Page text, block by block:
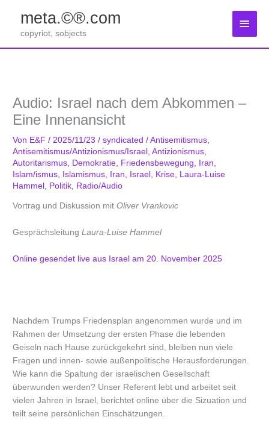
springen
meta.©®.com
copyriot, sobjects
Audio: Israel nach dem Abkommen –
Eine Innenansicht
Von E&F/ 2025/11/23/syndicated /Antisemitismus
Antisemitismus/Antizionismus/Israel ,Antizionismus
Autoritarismus Demokratie Friedensbewegung Iran
Islam/ismus Islamismus, Iran Israel Krise Laura-Luise
Hammel Politik Radio/Audio
Vortrag und Diskussion mitOliver Vrankovic
Gesprächsleitung Laura-Luise Hammel
Online gesendet live aus Israel am 20. November 2025
Nachdem Trumps Friedensplan angenommen wurde und im
Rahmen der Umsetzung der ersten Phase die lebenden
Geiseln nach Hause zurückgekehrt sind, bleiben nun viele
Fragen und innen- sowie außenpolitische Herausforderungen.
Wie kann die Spaltung der israelischen Gesellschaft
überwunden werden? Unser Referent lebt und arbeitet seit
vielen Jahren in Israel, berichtet online über die Sizuation und
teilt seine persönlichen Einschätzungen.